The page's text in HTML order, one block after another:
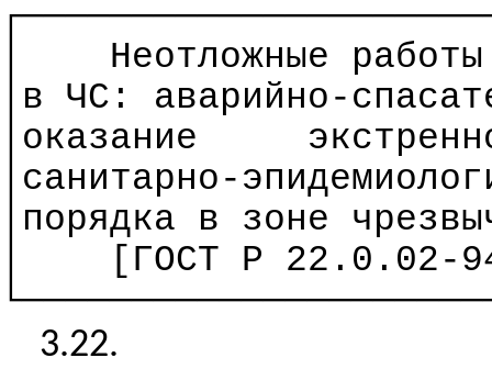
Неотложные
│в ЧС: аварийно-
│оказание
│санитарно-
│порядка в зоне
[ГОСТ Р 22.0.02-
3.22.